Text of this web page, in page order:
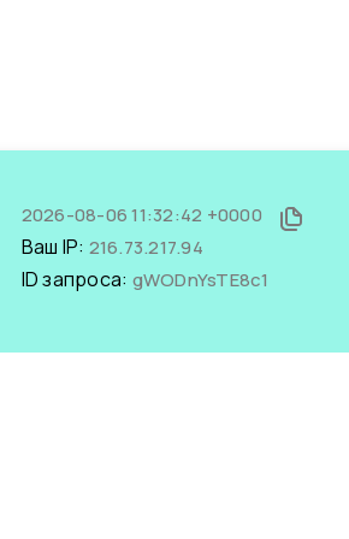
2026-08-06 11:32:42 +0000
Ваш IP: 216.73.217.94
ID запроса: gWODnYsTE8c1